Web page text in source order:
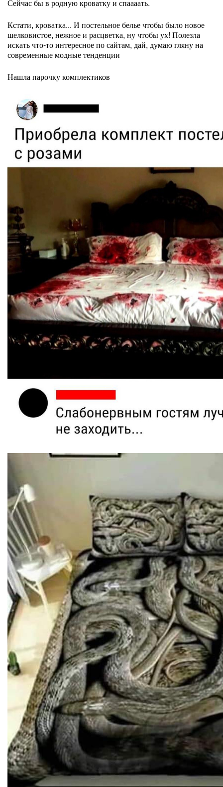
Сейчас бы в родную кроватку и спаааать.
Кстати, кроватка... И постельное белье чтобы было новое
шелковистое, нежное и расцветка, ну чтобы ух! Полезла
искать что-то интересное по сайтам, дай, думаю гляну на
современные модные тенденции
Нашла парочку комплектиков